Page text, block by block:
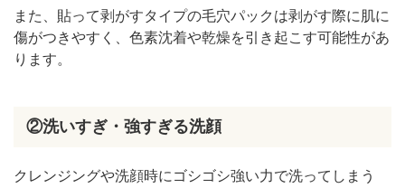
また、貼って剥がすタイプの毛穴パックは剥がす際に肌に
傷がつきやすく、色素沈着や乾燥を引き起こす可能性があ
ります。
②洗いすぎ・強すぎる洗顔
クレンジングや洗顔時にゴシゴシ強い力で洗ってしまう